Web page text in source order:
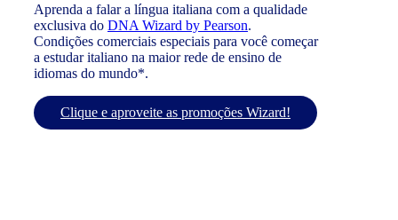
Aprenda a falar a língua italiana com a qualidade
exclusiva do DNA Wizard by Pearson.
Condições comerciais especiais para você começar
a estudar italiano na maior rede de ensino de
idiomas do mundo*.
Clique e aproveite as promoções Wizard!